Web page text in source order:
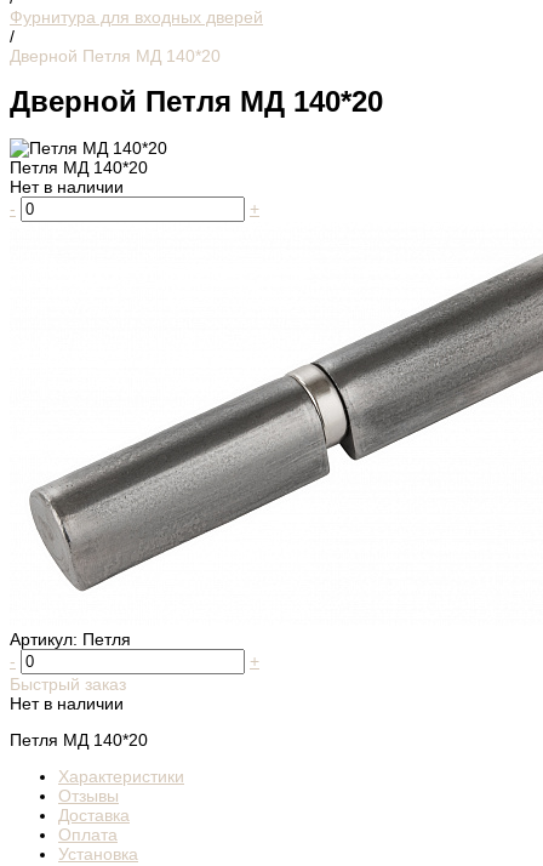
Фурнитура для входных дверей
/
Дверной Петля МД 140*20
Дверной Петля МД 140*20
Петля МД 140*20
Нет в наличии
-
+
Артикул: Петля
-
+
Быстрый заказ
Нет в наличии
Петля МД 140*20
Характеристики
Отзывы
Доставка
Оплата
Установка